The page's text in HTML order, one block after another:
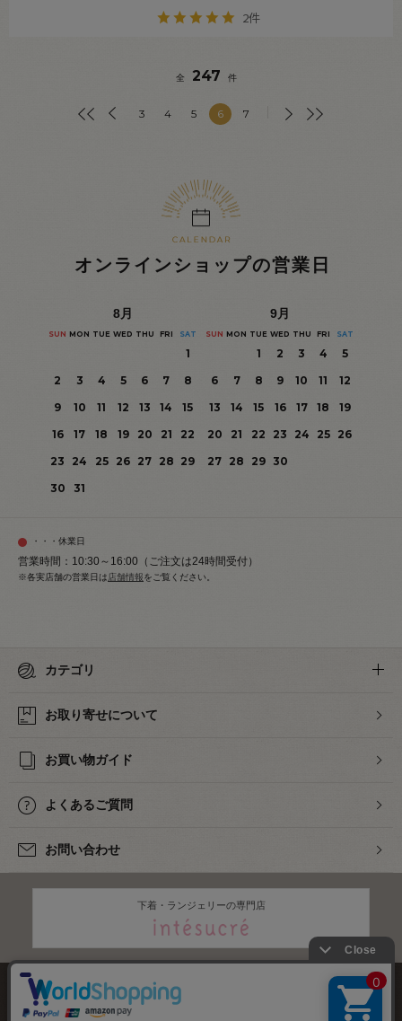
2件
全 247 件
3 4 5 6 7
オンラインショップの営業日
8月
SUN MON TUE WED THU FRI SAT
1
2
3 4 5 6 7
8
9
10 11 12 13 14
15
16
17 18 19 20 21
22
23
24 25 26 27 28 29
30
31
9月
SUN MON TUE WED THU FRI SAT
1 2 3 4
5
6
7 8 9 10 11
12
13
14 15 16 17 18
19
20
21 22 23 24 25
26
27 28 29 30
・・・休業日
営業時間：10:30～16:00（ご注文は24時間受付）
※各実店舗の営業日は店舗情報をご覧ください。
カテゴリ
お取り寄せについて
お買い物ガイド
よくあるご質問
お問い合わせ
下着・ランジェリーの専門店
株式会社オカダヤ